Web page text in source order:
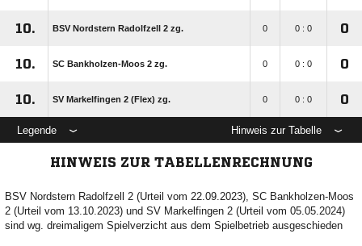
10. BSV Nordstern Radolfzell 2 zg. 0 0 : 0 0
10. SC Bankholzen-Moos 2 zg. 0 0 : 0 0
10. SV Markelfingen 2 (Flex) zg. 0 0 : 0 0
Legende Hinweis zur Tabelle
HINWEIS ZUR TABELLENRECHNUNG
BSV Nordstern Radolfzell 2 (Urteil vom 22.09.2023), SC Bankholzen-Moos
2 (Urteil vom 13.10.2023) und SV Markelfingen 2 (Urteil vom 05.05.2024)
sind wg. dreimaligem Spielverzicht aus dem Spielbetrieb ausgeschieden